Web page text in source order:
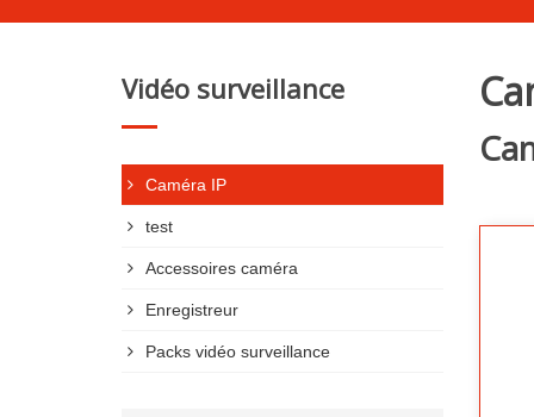
Vidéo surveillance
Caméra IP
test
Accessoires caméra
Enregistreur
Packs vidéo surveillance